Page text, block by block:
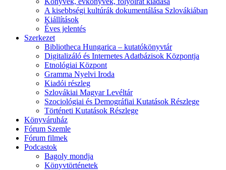
A kisebbségi kultúrák dokumentálása Szlovákiában
Kiállítások
Éves jelentés
Szerkezet
Bibliotheca Hungarica – kutatókönyvtár
Digitalizáló és Internetes Adatbázisok Központja
Etnológiai Központ
Gramma Nyelvi Iroda
Kiadói részleg
Szlovákiai Magyar Levéltár
Szociológiai és Demográfiai Kutatások Részlege
Történeti Kutatások Részlege
Könyváruház
Fórum Szemle
Fórum filmek
Podcastok
Bagoly mondja
Könyvtörténetek